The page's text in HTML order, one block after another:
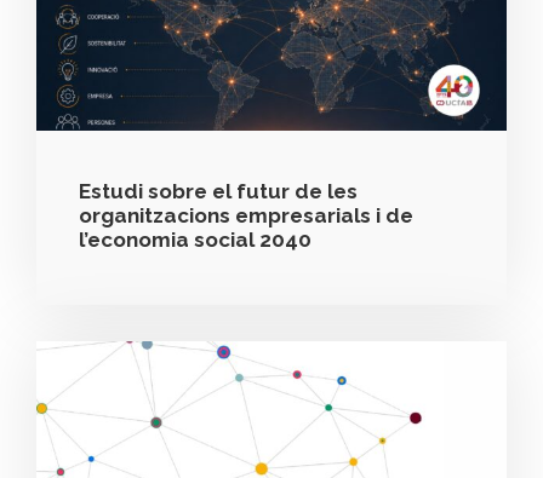
Estudi sobre el futur de les
organitzacions empresarials i de
l’economia social 2040